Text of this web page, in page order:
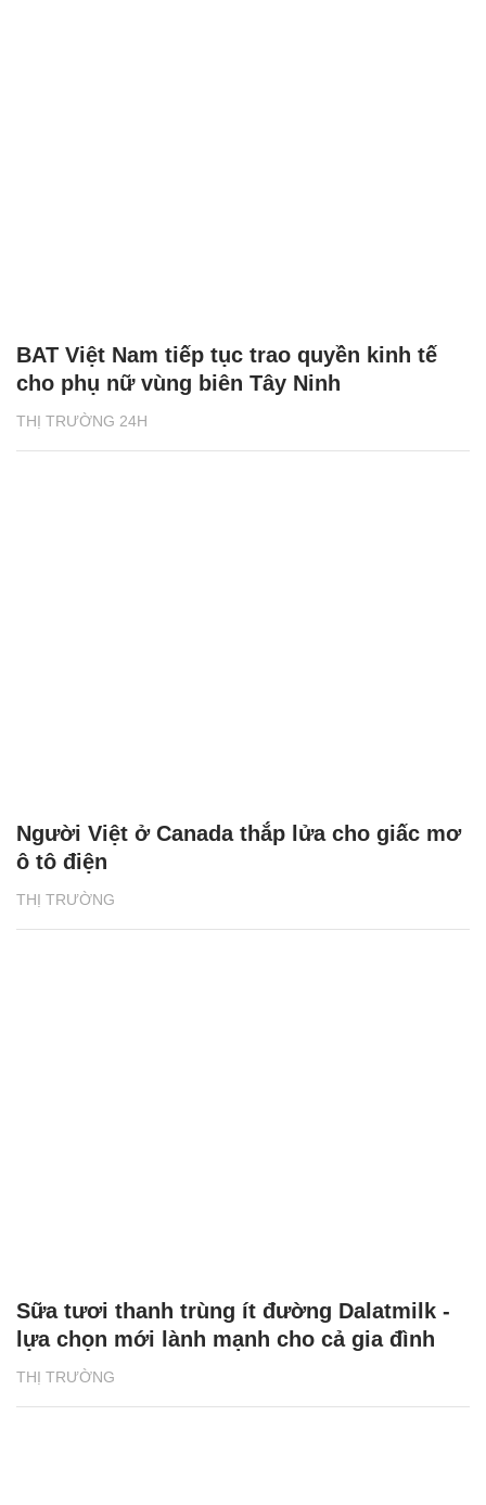
THỊ TRƯỜNG 24H
BAT Việt Nam tiếp tục trao quyền kinh tế
cho phụ nữ vùng biên Tây Ninh
THỊ TRƯỜNG
Người Việt ở Canada thắp lửa cho giấc mơ
ô tô điện
THỊ TRƯỜNG
Sữa tươi thanh trùng ít đường Dalatmilk -
lựa chọn mới lành mạnh cho cả gia đình